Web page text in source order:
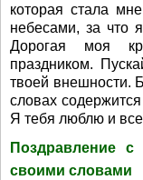
которая стала
небесами, за что
Дорогая моя
праздником.
твоей внешности.
словах
Я тебя люблю и
Поздравление
своими словами